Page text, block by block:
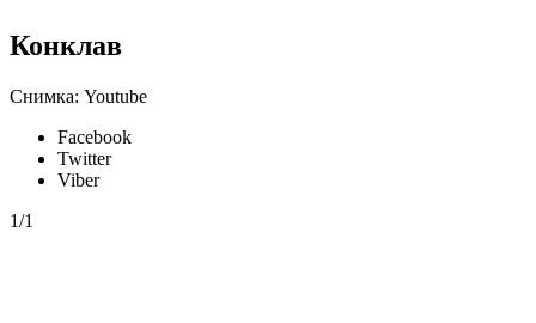
Конклав
Снимка: Youtube
Facebook
Twitter
Viber
1/1